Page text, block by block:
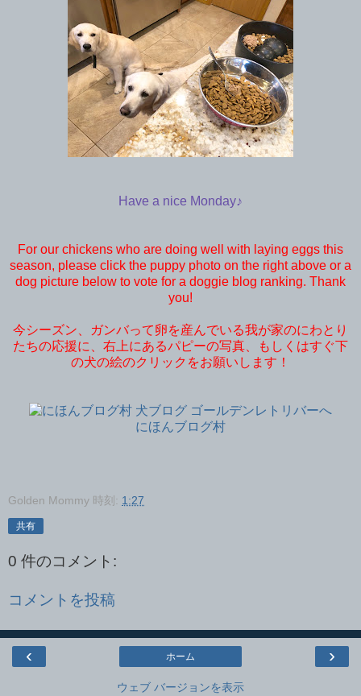
Have a nice Monday♪
For our chickens who are doing well with laying eggs this
season, please click the puppy photo on the right above or a
dog picture below to vote for a doggie blog ranking. Thank
you!
今シーズン、ガンバって卵を産んでいる我が家のにわとり
たちの応援に、右上にあるパピーの写真、もしくはすぐ下
の犬の絵のクリックをお願いします！
にほんブログ村
Golden Mommy 時刻: 1:27
共有
0 件のコメント:
コメントを投稿
‹ ›
ホーム
ウェブ バージョンを表示